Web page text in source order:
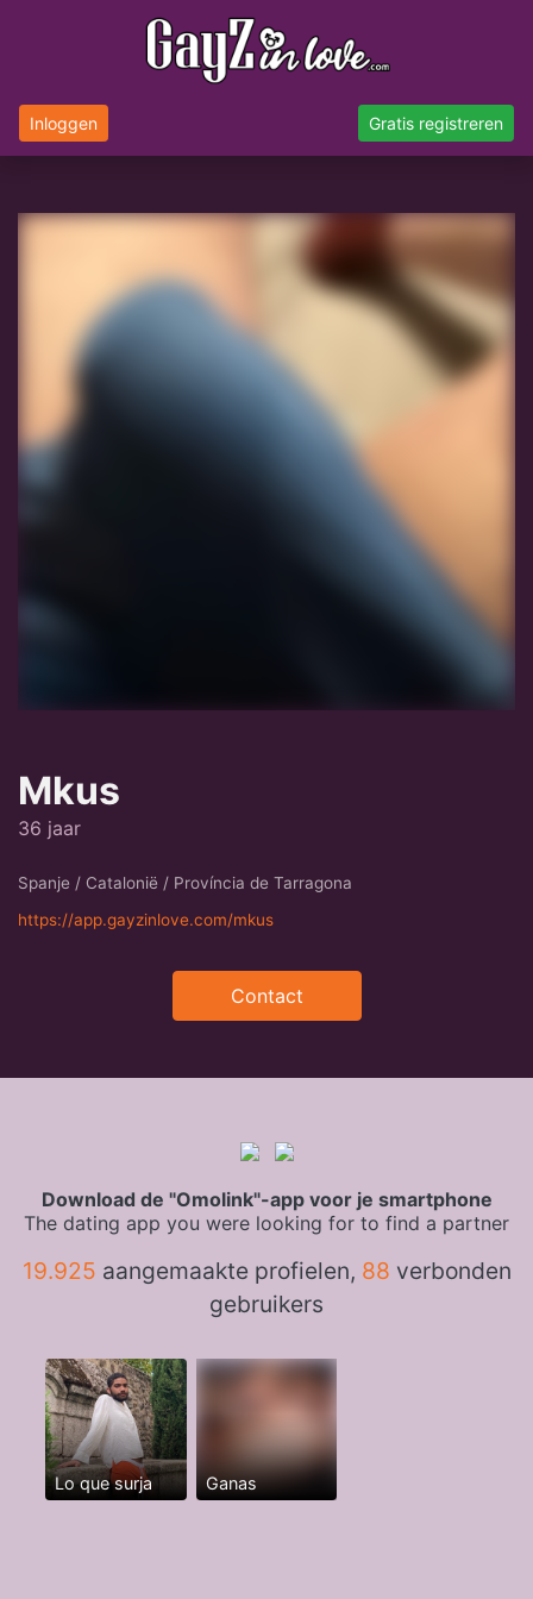
Inloggen Gratis registreren
Mkus
36 jaar
Spanje / Catalonië / Província de Tarragona
https://app.gayzinlove.com/mkus
Contact
Download de "Omolink"-app voor je smartphone
The dating app you were looking for to find a partner
19.925 aangemaakte profielen, 88 verbonden
gebruikers
Lo que surja Ganas